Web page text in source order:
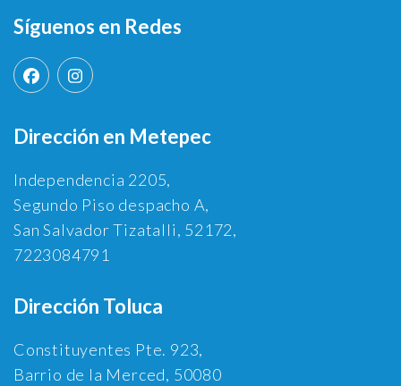
Síguenos en Redes
Dirección en Metepec
Independencia 2205,
Segundo Piso despacho A,
San Salvador Tizatalli, 52172,
7223084791
Dirección Toluca
Constituyentes Pte. 923,
Barrio de la Merced, 50080